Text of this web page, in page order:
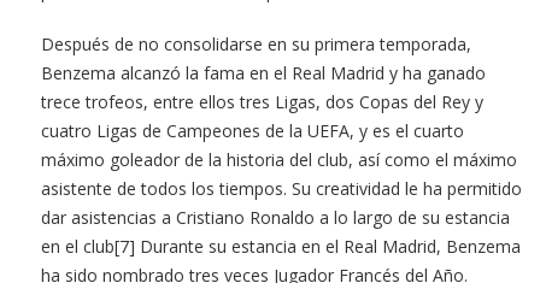
Después de no consolidarse en su primera temporada,
Benzema alcanzó la fama en el Real Madrid y ha ganado
trece trofeos, entre ellos tres Ligas, dos Copas del Rey y
cuatro Ligas de Campeones de la UEFA, y es el cuarto
máximo goleador de la historia del club, así como el máximo
asistente de todos los tiempos. Su creatividad le ha permitido
dar asistencias a Cristiano Ronaldo a lo largo de su estancia
en el club[7] Durante su estancia en el Real Madrid, Benzema
ha sido nombrado tres veces Jugador Francés del Año.